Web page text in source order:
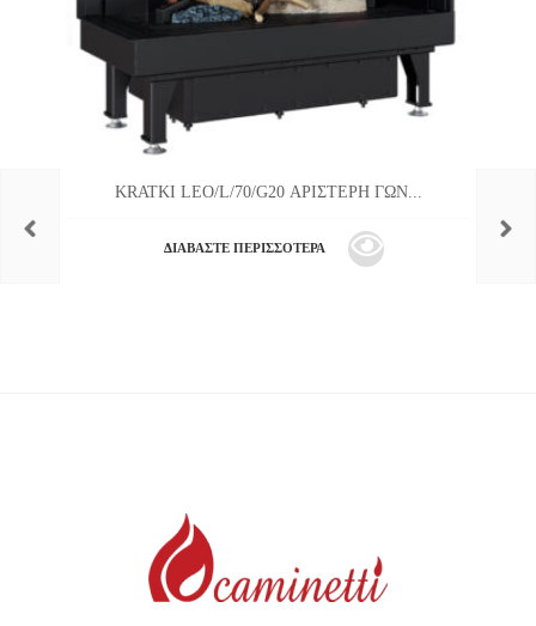
KRATKI LEO/L/70/G20 ΑΡΙΣΤΕΡΗ ΓΩΝ...
ΔΙΑΒΆΣΤΕ ΠΕΡΙΣΣΌΤΕΡΑ